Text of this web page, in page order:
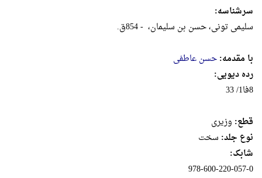
سرشناسه:
با مقدمه:حسن عاطفی
رده دیویی:
8فا1/ 33
قطع: وزيرى
نوع جلد: سخت
شابک:
978-600-220-057-0